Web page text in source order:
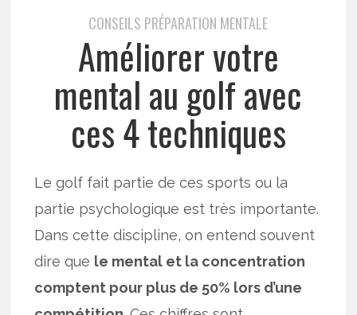
CONSEILS PRÉPARATION MENTALE
Améliorer votre
mental au golf avec
ces 4 techniques
Le golf fait partie de ces sports ou la
partie psychologique est très importante.
Dans cette discipline, on entend souvent
dire que le mental et la concentration
comptent pour plus de 50% lors d’une